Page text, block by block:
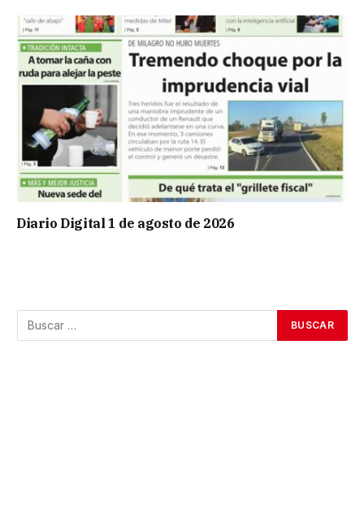
Diario Digital 1 de agosto de 2026